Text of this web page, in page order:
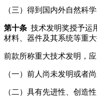
（三）得到国内外自然科学
第十条 技术发明奖授予运
材料、器件及其系统等重
前款所称重大技术发明，
（一）前人尚未发明或者尚
（二）具有先进性、创造